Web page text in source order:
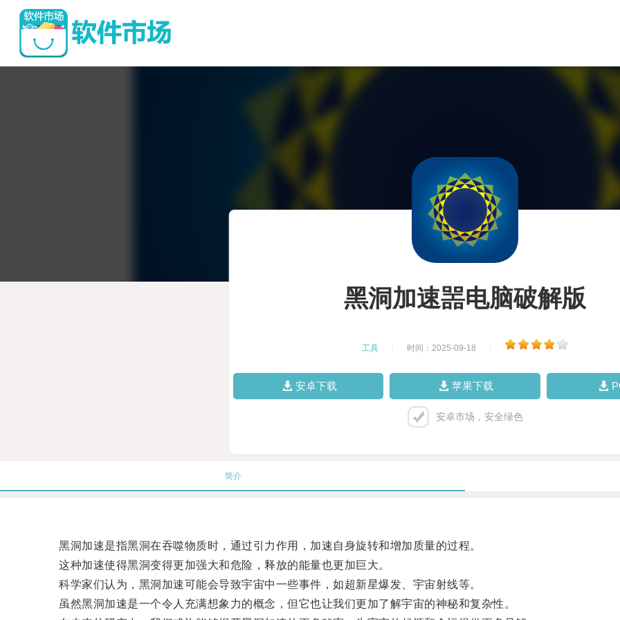
黑洞加速噐电脑破解版
工具 时间：2025-09-18
安卓下载 苹果下载
安卓市场，安全绿色
简介
黑洞加速是指黑洞在吞噬物质时，通过引力作用，加速自身旋转和增加质量的过程。
这种加速使得黑洞变得更加强大和危险，释放的能量也更加巨大。
科学家们认为，黑洞加速可能会导致宇宙中一些事件，如超新星爆发、宇宙射线等。
虽然黑洞加速是一个令人充满想象力的概念，但它也让我们更加了解宇宙的神秘和复杂性。